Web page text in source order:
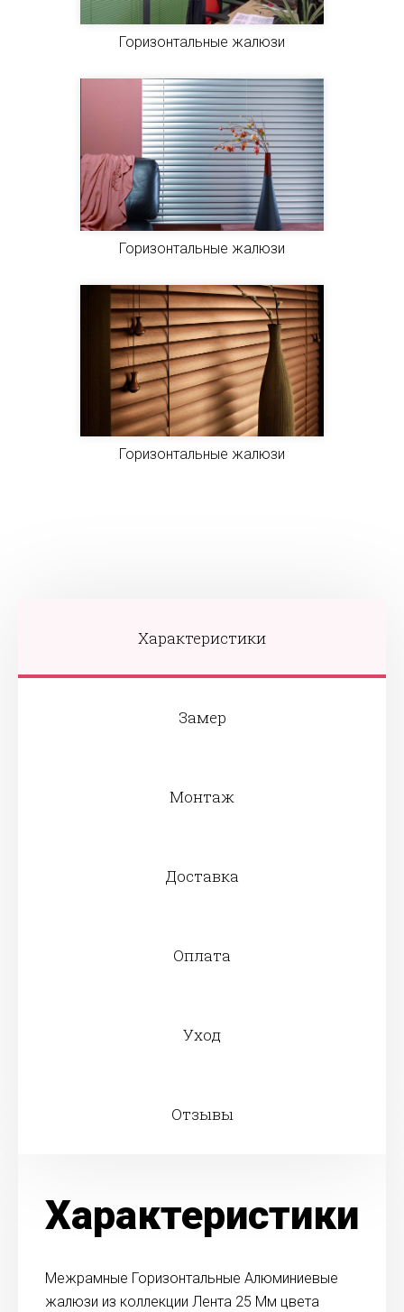
Горизонтальные жалюзи
Горизонтальные жалюзи
Горизонтальные жалюзи
Характеристики
Замер
Монтаж
Доставка
Оплата
Уход
Отзывы
Характеристики
Межрамные Горизонтальные Алюминиевые
жалюзи из коллекции Лента 25 Мм цвета